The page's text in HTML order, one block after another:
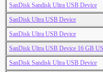
SanDisk Sandisk Ultra USB Device
SanDisk Ultra USB Device
SanDisk Ultra USB Device
SanDisk Ultra USB Device 16 GB
SanDisk Sandisk Ultra USB Device